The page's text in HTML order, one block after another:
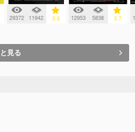
29372 11942 3.6 12953 5838 3.7
見る